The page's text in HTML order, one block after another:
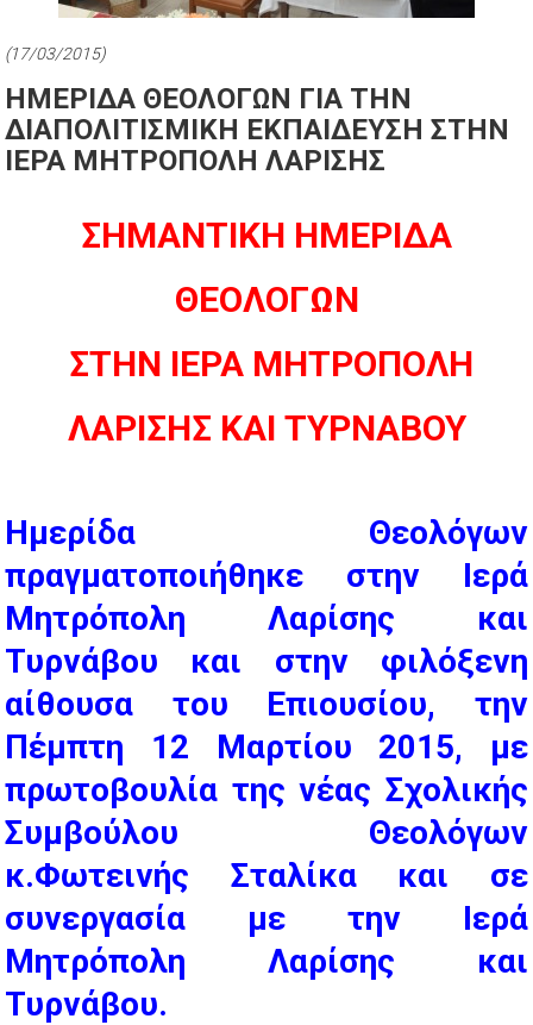
(17/03/2015)
ΗΜΕΡΙΔΑ ΘΕΟΛΟΓΩΝ ΓΙΑ ΤΗΝ
ΔΙΑΠΟΛΙΤΙΣΜΙΚΗ ΕΚΠΑΙΔΕΥΣΗ ΣΤΗΝ
ΙΕΡΑ ΜΗΤΡΟΠΟΛΗ ΛΑΡΙΣΗΣ
ΣΗΜΑΝΤΙΚΗ ΗΜΕΡΙΔΑ
ΘΕΟΛΟΓΩΝ
ΣΤΗΝ ΙΕΡΑ ΜΗΤΡΟΠΟΛΗ
ΛΑΡΙΣΗΣ ΚΑΙ ΤΥΡΝΑΒΟΥ
Ημερίδα Θεολόγων
πραγματοποιήθηκε στην Ιερά
Μητρόπολη Λαρίσης και
Τυρνάβου και στην φιλόξενη
αίθουσα του Επιουσίου, την
Πέμπτη 12 Μαρτίου 2015, με
πρωτοβουλία της νέας Σχολικής
Συμβούλου Θεολόγων
κ.Φωτεινής Σταλίκα και σε
συνεργασία με την Ιερά
Μητρόπολη Λαρίσης και
Τυρνάβου.